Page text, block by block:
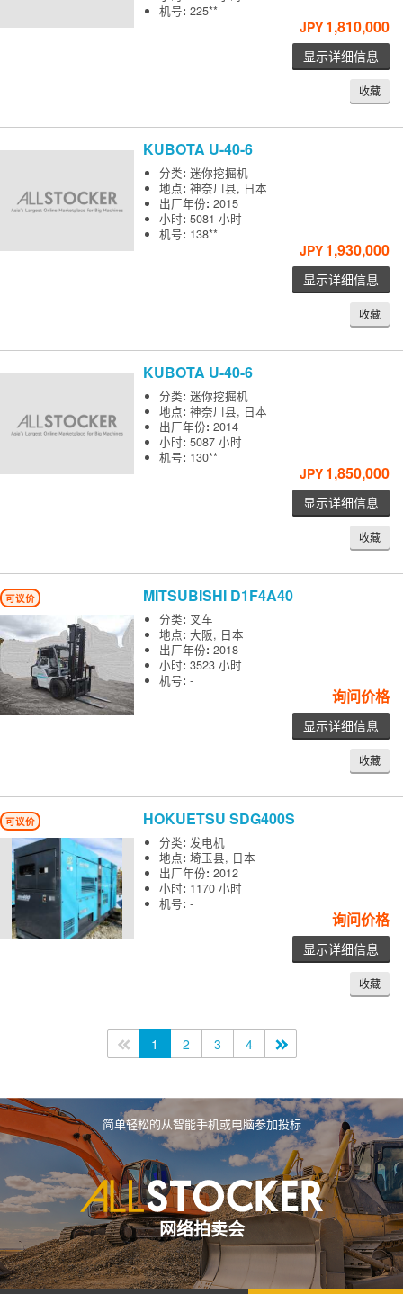
机号:225**
JPY 1,810,000
显示详细信息
收藏
KUBOTA U-40-6
分类:迷你挖掘机
地点:神奈川县, 日本
出厂年份:2015
小时:5081 小时
机号: 138**
JPY 1,930,000
显示详细信息
收藏
KUBOTA U-40-6
分类:迷你挖掘机
地点:神奈川县, 日本
出厂年份:2014
小时:5087 小时
机号: 130**
JPY 1,850,000
显示详细信息
收藏
可议价 MITSUBISHI D1F4A40
分类: 叉车
地点:大阪, 日本
出厂年份:2018
小时:3523 小时
机号:-
询问价格
显示详细信息
收藏
可议价 HOKUETSUSDG400S
分类: 发电机
地点:埼玉县, 日本
出厂年份:2012
小时: 1170 小时
机号:-
询问价格
显示详细信息
收藏
<<1 2 3 4
简单轻松的从智能手机或电脑参加投标
网络拍卖会